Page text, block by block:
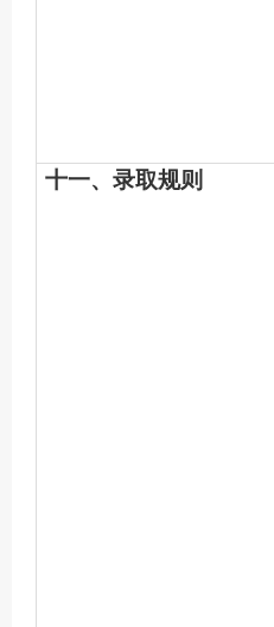
十一、录取规则